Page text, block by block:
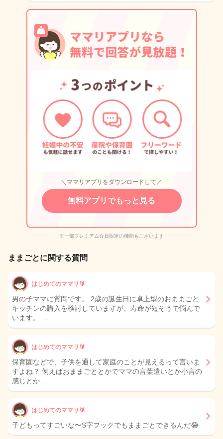
＼ママリアプリをダウンロードして／
無料アプリでもっと見る
※一部プレミアム会員限定の機能もございます
ままごとに関する質問
はじめてのママリ🔰
男の子ママに質問です。 2歳の誕生日に卓上型のおままごと
キッチンの購入を検討していますが、寿命が短そうで悩んで
います。 …
はじめてのママリ🔰
保育園などで、子供を通して家庭のことが見えるって言いま
すよね？ 例えばおままごととかでママの言葉遣いとか小言の
感じとか…
はじめてのママリ🔰
子どもってすごいな〜S字フックでもままごとできるんだ😂